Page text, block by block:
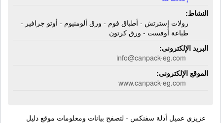
النشاط:
رولات إسترتش - أطباق فوم - ورق ألومنيوم - أوتو جرافير -
طباعة أوفست - ورق كرتون
البريد الإلكترونى:
info@canpack-eg.com
الموقع الإلكترونى:
www.canpack-eg.com
عزيزي عميل أدلة سفنكس - لتصفح بيانات ومعلومات موقع دليل